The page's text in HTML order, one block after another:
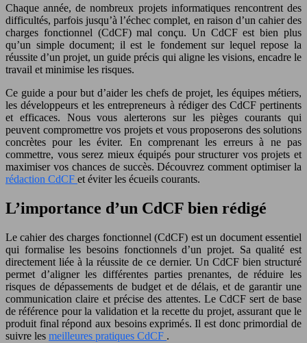
Chaque année, de nombreux projets informatiques rencontrent des
difficultés, parfois jusqu’à l’échec complet, en raison d’un cahier des
charges fonctionnel (CdCF) mal conçu. Un CdCF est bien plus
qu’un simple document; il est le fondement sur lequel repose la
réussite d’un projet, un guide précis qui aligne les visions, encadre le
travail et minimise les risques.
Ce guide a pour but d’aider les chefs de projet, les équipes métiers,
les développeurs et les entrepreneurs à rédiger des CdCF pertinents
et efficaces. Nous vous alerterons sur les pièges courants qui
peuvent compromettre vos projets et vous proposerons des solutions
concrètes pour les éviter. En comprenant les erreurs à ne pas
commettre, vous serez mieux équipés pour structurer vos projets et
maximiser vos chances de succès. Découvrez comment optimiser la
rédaction CdCF et éviter les écueils courants.
L’importance d’un CdCF bien rédigé
Le cahier des charges fonctionnel (CdCF) est un document essentiel
qui formalise les besoins fonctionnels d’un projet. Sa qualité est
directement liée à la réussite de ce dernier. Un CdCF bien structuré
permet d’aligner les différentes parties prenantes, de réduire les
risques de dépassements de budget et de délais, et de garantir une
communication claire et précise des attentes. Le CdCF sert de base
de référence pour la validation et la recette du projet, assurant que le
produit final répond aux besoins exprimés. Il est donc primordial de
suivre les meilleures pratiques CdCF .